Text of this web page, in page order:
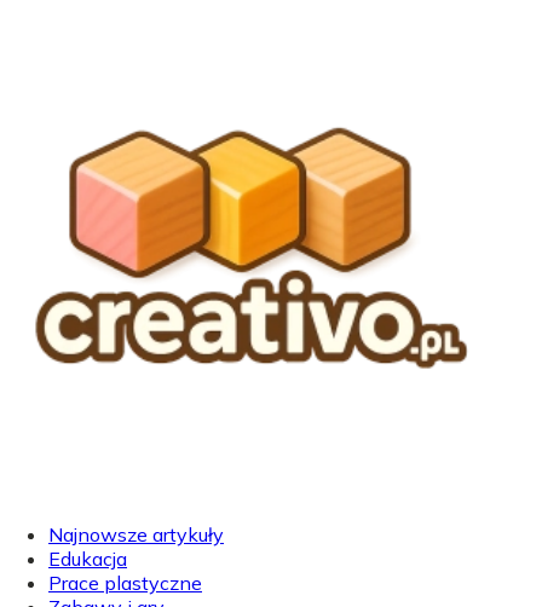
Najnowsze artykuły
Edukacja
Prace plastyczne